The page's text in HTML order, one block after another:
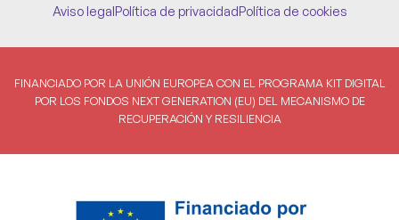
Aviso legalPolítica de privacidadPolítica de cookies
FINANCIADO POR LA UNIÓN EUROPEA CON EL PROGRAMA KIT DIGITAL
POR LOS FONDOS NEXT GENERATION (EU) DEL MECANISMO DE
RECUPERACIÓN Y RESILIENCIA